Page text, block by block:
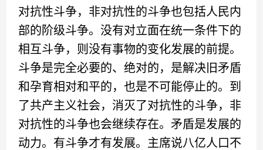
对抗性斗争，非对抗性的斗争也包括人民内
部的阶级斗争。没有对立面在统一条件下的
相互斗争，则没有事物的变化发展的前提。
斗争是完全必要的、绝对的，是解决旧矛盾
和孕育相对和平的，也是不可能停止的。到
了共产主义社会，消灭了对抗性的斗争，非
对抗性的斗争也会继续存在。矛盾是发展的
动力。有斗争才有发展。主席说八亿人口不